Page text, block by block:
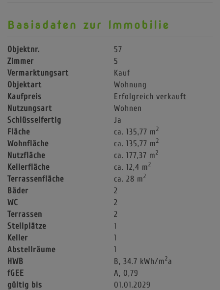
Basisdaten zur Immobilie
Objektnr.
57
Zimmer
5
Vermarktungsart
Kauf
Objektart
Wohnung
Kaufpreis
Erfolgreich verkauft
Nutzungsart
Wohnen
Schlüsselfertig
Ja
Fläche
ca. 135,77 m2
Wohnfläche ca. 135,77 m2
Nutzfläche ca. 177,37 m2
Kellerfläche ca. 12,4 m2
Terrassenfläche ca. 28 m2
Bäder
2
WC
2
Terrassen
2
Stellplätze
1
Keller
1
Abstellräume
1
HWB
B, 34.7 kWh/m2a
fGEE
A, 0,79
gültig bis
01.01.2029